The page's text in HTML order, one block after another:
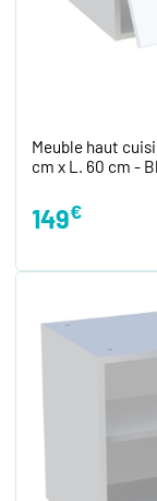
Meuble haut
cm x L. 60 cm -
149€